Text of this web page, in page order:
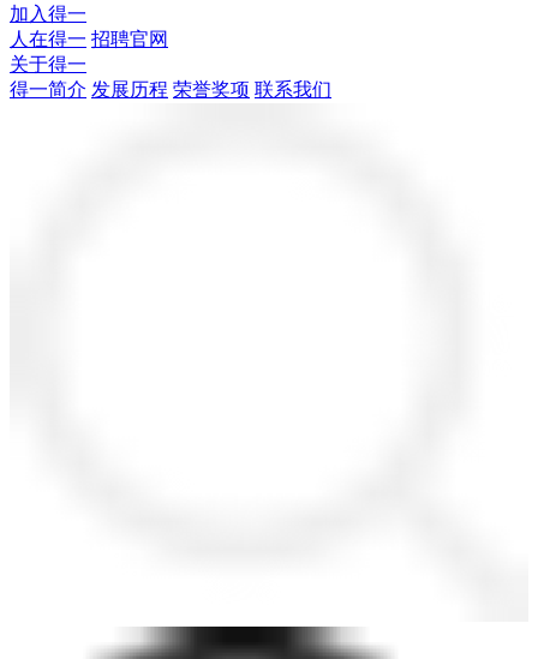
加入得一
人在得一 招聘官网
关于得一
得一简介 发展历程 荣誉奖项 联系我们